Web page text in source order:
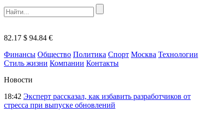
82.17 $ 94.84 €
Финансы Общество Политика Спорт Москва Технологии
Стиль жизни Компании Контакты
Новости
18:42 Эксперт рассказал, как избавить разработчиков от
стресса при выпуске обновлений